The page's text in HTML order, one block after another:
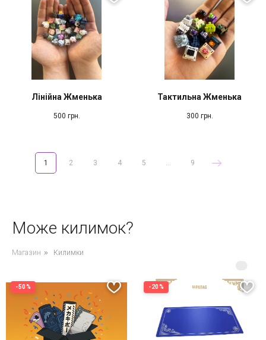
Лінійна Жменька
500 грн.
Тактильна Жменька
300 грн.
1 2 3 4 5 9
Може килимок?
Магазин » Килимки
-50% -20%